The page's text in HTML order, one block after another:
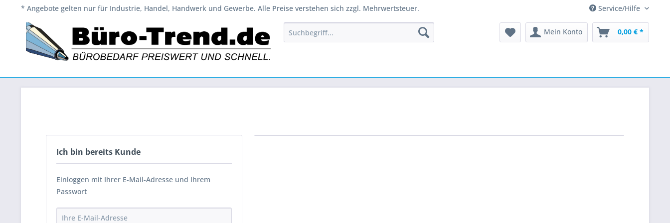
* Angebote gelten nur für Industrie, Handel, Handwerk und Gewerbe. Alle Preise verstehen sich zzgl. Mehrwertsteuer. Service/Hilfe
Mein Konto 0,00 € *
Ich bin bereits Kunde
Einloggen mit Ihrer E-Mail-Adresse und Ihrem
Passwort